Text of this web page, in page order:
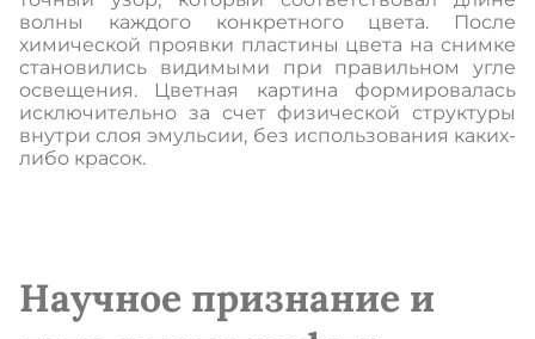
волны каждого конкретного цвета. После
химической проявки пластины цвета на снимке
становились видимыми при правильном угле
освещения. Цветная картина формировалась
исключительно за счет физической структуры
внутри слоя эмульсии, без использования каких-
либо красок.
Научное признание и